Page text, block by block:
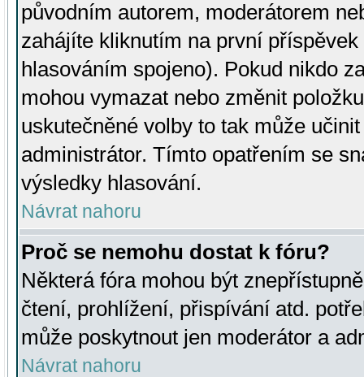
původním autorem, moderátorem
zahájíte kliknutím na první
hlasováním spojeno). Pokud nikdo
mohou vymazat nebo změnit
uskutečněné volby to tak může
administrátor. Tímto opatřením se
výsledky hlasování.
Návrat nahoru
Proč se nemohu dostat k fóru?
Některá fóra mohou být
čtení, prohlížení, přispívání atd.
může poskytnout jen moderátor a
Návrat nahoru